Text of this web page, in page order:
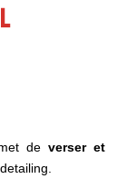
deverser et